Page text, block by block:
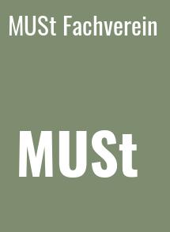
MUSt Fachverein
MUSt